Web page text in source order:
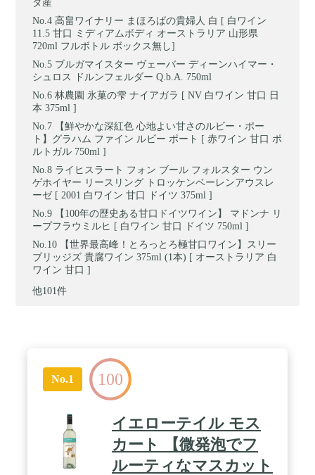
ダ産
高畠ワイナリー まほろばの貴婦人 白 [ 白ワイン
11.5 甘口 ミディアムボディ オーストラリア 山形県
720ml フルボトル ボックス無し]
ブルガマイスター ヴェーバー ディーンハイマー・
シュロス ドルンフェルダー Q.b.A. 750ml
林農園 氷菓の雫 ナイアガラ [ NV 白ワイン 甘口 日
本 375ml ]
【鮮やかな深紅色 心地よい甘さのルビー・ポー
ト】グラハム ファイン ルビー ポート [ 赤ワイン 甘口 ポ
ルトガル 750ml ]
ライヒスラート フォン ブール フォルスター ウン
ゲホイヤー リースリング トロッケンベーレンアウスレ
ーゼ [ 2001 白ワイン 甘口 ドイツ 375ml ]
【100年の歴史ある甘口ドイツワイン】 マドンナ リ
ープフラウミルヒ [ 白ワイン 甘口 ドイツ 750ml ]
【世界最高峰！とろっとろ極甘口ワイン】スリー
ブリッジズ 貴腐ワイン 375ml (1本) [ オーストラリア 白
ワイン 甘口 ]
他101件
No.1 100
イエローテイル モス
カート 【微発泡でフ
ルーティなマスカット